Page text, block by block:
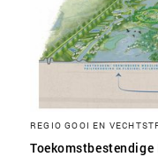
REGIO GOOI EN
Toekomstbestendige